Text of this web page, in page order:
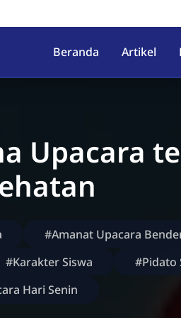
Kab.
Beranda Artikel
Upacara
#Amanat Upacara
#Karakter Siswa
#Pidato
Hari Senin